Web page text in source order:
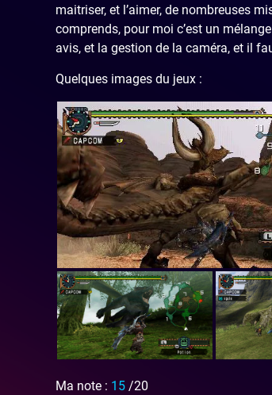
maitriser, et l’aimer, de nombreuses
comprends, pour moi c’est un
avis, et la gestion de la caméra, et il
Quelques images du jeux :
Ma note : 15 /20